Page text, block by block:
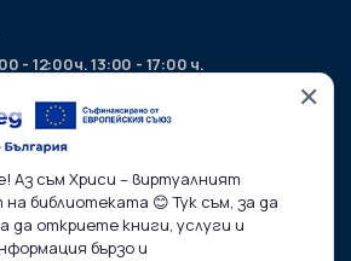
- 12:00ч. 13:00 - 17:00 ч.
- 17:00ч.
дни.
✕
Аз съм Хриси – виртуалният
библиотеката 😊 Тук съм, за да
да откриете книги, услуги и
бързо и